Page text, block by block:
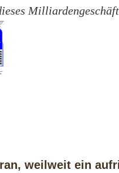
weilweit ein